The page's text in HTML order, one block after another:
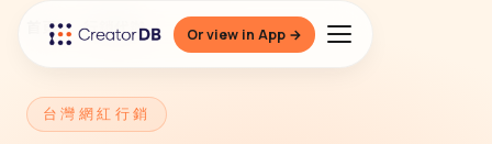
Or view in App →
首頁 / 行銷代辦 / 台灣
台灣網紅行銷